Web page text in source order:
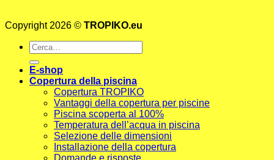
Copyright 2026 © TROPIKO.eu
Cerca:
E-shop
Copertura della piscina
Copertura TROPIKO
Vantaggi della copertura per piscine
Piscina scoperta al 100%
Temperatura dell’acqua in piscina
Selezione delle dimensioni
Installazione della copertura